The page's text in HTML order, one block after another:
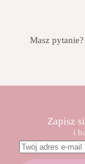
Masz
Zapisz
i